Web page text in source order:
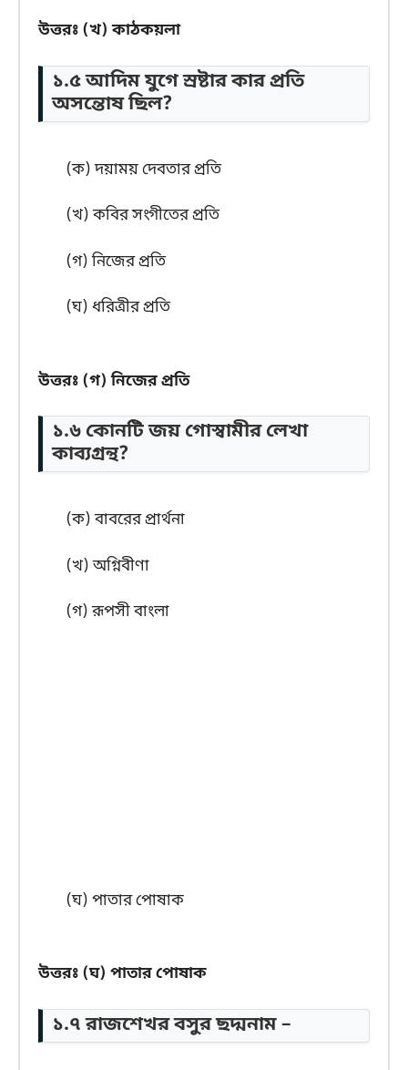
উত্তরঃ (খ) কাঠকয়লা
১.৫ আদিম যুগে স্রষ্টার কার প্রতি
অসন্তোষ ছিল?
(ক) দয়াময় দেবতার প্রতি
(খ) কবির সংগীতের প্রতি
(গ) নিজের প্রতি
(ঘ) ধরিত্রীর প্রতি
উত্তরঃ (গ) নিজের প্রতি
১.৬ কোনটি জয় গোস্বামীর লেখা
কাব্যগ্রন্থ?
(ক) বাবরের প্রার্থনা
(খ) অগ্নিবীণা
(গ) রূপসী বাংলা
(ঘ) পাতার পোষাক
উত্তরঃ (ঘ) পাতার পোষাক
১.৭ রাজশেখর বসুর ছদ্মনাম –